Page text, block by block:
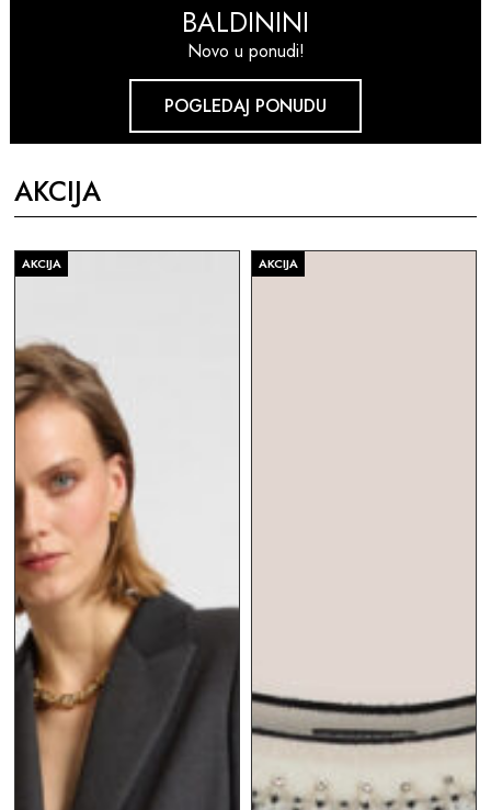
BALDININI
Novo u ponudi!
POGLEDAJ PONUDU
AKCIJA
AKCIJA AKCIJA